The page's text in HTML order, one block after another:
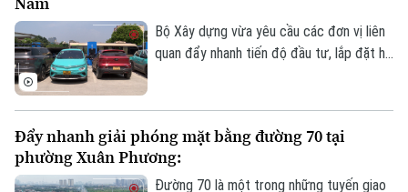
tại đây.
Bộ Xây dựng vừa yêu cầu các đơn vị liên
quan đẩy nhanh tiến độ đầu tư, lắp đặt hệ
tiện điện đang ngày càng gia tăng.
Đẩy nhanh giải phóng mặt bằng đường 70 tại
phường Xuân Phương:
Đường 70 là một trong những tuyến giao